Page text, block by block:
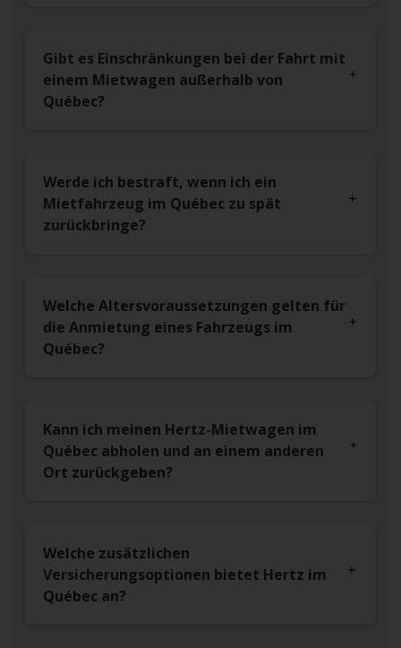
Gibt es Einschränkungen bei der Fahrt mit
einem Mietwagen außerhalb von
Québec?
Werde ich bestraft, wenn ich ein
Mietfahrzeug im Québec zu spät
zurückbringe?
Welche Altersvoraussetzungen gelten für
die Anmietung eines Fahrzeugs im
Québec?
Kann ich meinen Hertz-Mietwagen im
Québec abholen und an einem anderen
Ort zurückgeben?
Welche zusätzlichen
Versicherungsoptionen bietet Hertz im
Québec an?